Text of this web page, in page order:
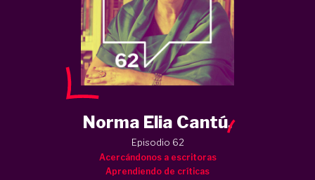
Norma Elia Cantú.
Episodio 62
Acercándonos a escritoras
Aprendiendo de críticas